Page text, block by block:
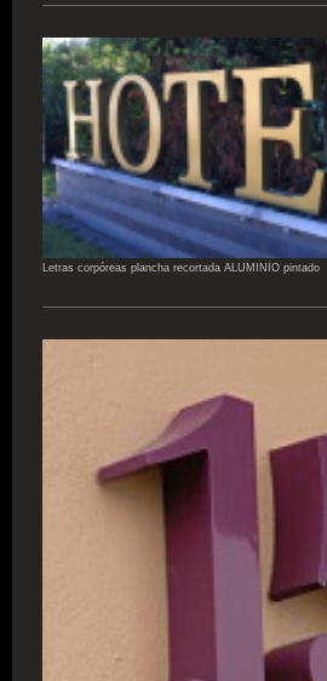
Letras corpóreas plancha recortada ALUMINIO pintado